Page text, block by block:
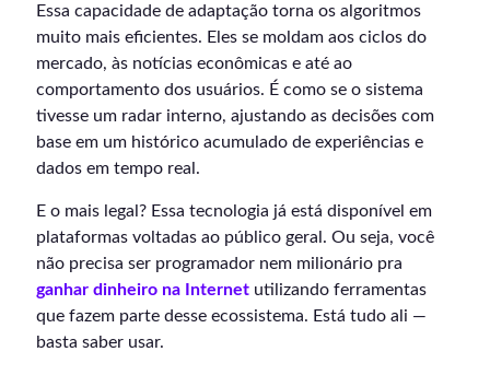
Essa capacidade de adaptação torna os algoritmos
muito mais eficientes. Eles se moldam aos ciclos do
mercado, às notícias econômicas e até ao
comportamento dos usuários. É como se o sistema
tivesse um radar interno, ajustando as decisões com
base em um histórico acumulado de experiências e
dados em tempo real.
E o mais legal? Essa tecnologia já está disponível em
plataformas voltadas ao público geral. Ou seja, você
não precisa ser programador nem milionário pra
ganhar dinheiro na Internet utilizando ferramentas
que fazem parte desse ecossistema. Está tudo ali —
basta saber usar.